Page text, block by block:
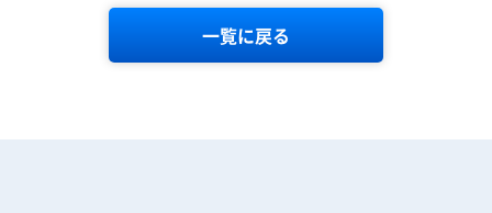
一覧に戻る